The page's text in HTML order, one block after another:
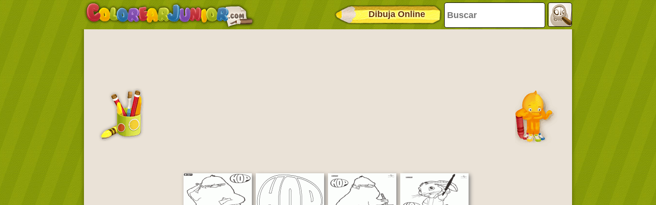
Dibuja Online